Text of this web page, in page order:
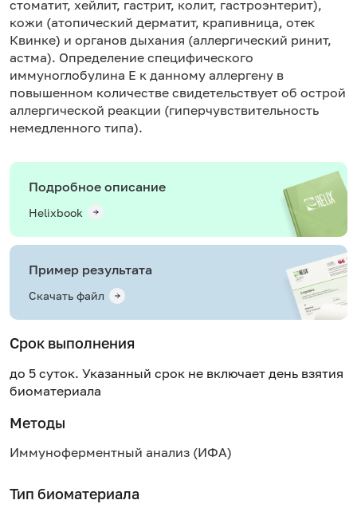
стоматит, хейлит, гастрит, колит, гастроэнтерит),
кожи (атопический дерматит, крапивница, отек
Квинке) и органов дыхания (аллергический ринит,
астма). Определение специфического
иммуноглобулина Е к данному аллергену в
повышенном количестве свидетельствует об острой
аллергической реакции (гиперчувствительность
немедленного типа).
Подробное описание
Helixbook
Пример результата
Скачать файл
Срок выполнения
до 5 суток. Указанный срок не включает день взятия
биоматериала
Методы
Иммуноферментный анализ (ИФА)
Тип биоматериала